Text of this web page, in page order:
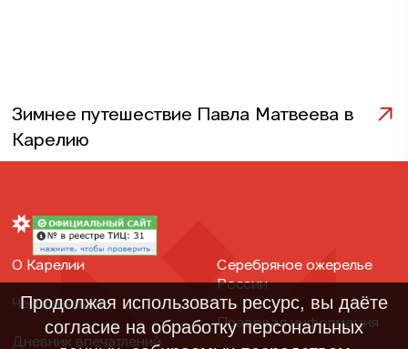
Зимнее путешествие Павла Матвеева в
Карелию
О Карелии
Чем заняться
Дневник впечатлений
Серебряное ожерелье
России
Правовая информация
Продолжая использовать ресурс, вы даёте
согласие на обработку персональных